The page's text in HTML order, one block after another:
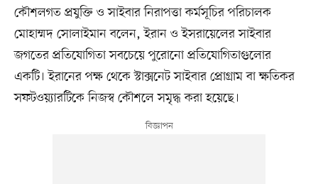
কৌশলগত প্রযুক্তি ও সাইবার নিরাপত্তা কর্মসূচির পরিচালক
মোহাম্মদ সোলাইমান বলেন, ইরান ও ইসরায়েলের সাইবার
জগতের প্রতিযোগিতা সবচেয়ে পুরোনো প্রতিযোগিতাগুলোর
একটি। ইরানের পক্ষ থেকে স্টাক্সনেট সাইবার প্রোগ্রাম বা ক্ষতিকর
সফটওয়্যারটিকে নিজস্ব কৌশলে সমৃদ্ধ করা হয়েছে।